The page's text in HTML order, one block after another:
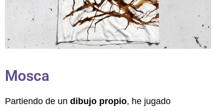
Mosca
Partiendo de un dibujo propio, he jugado